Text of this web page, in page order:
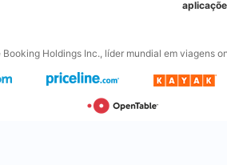
Holdings Inc., líder mundial em viagens